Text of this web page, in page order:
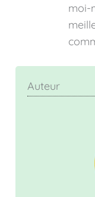
moi-
Auteur